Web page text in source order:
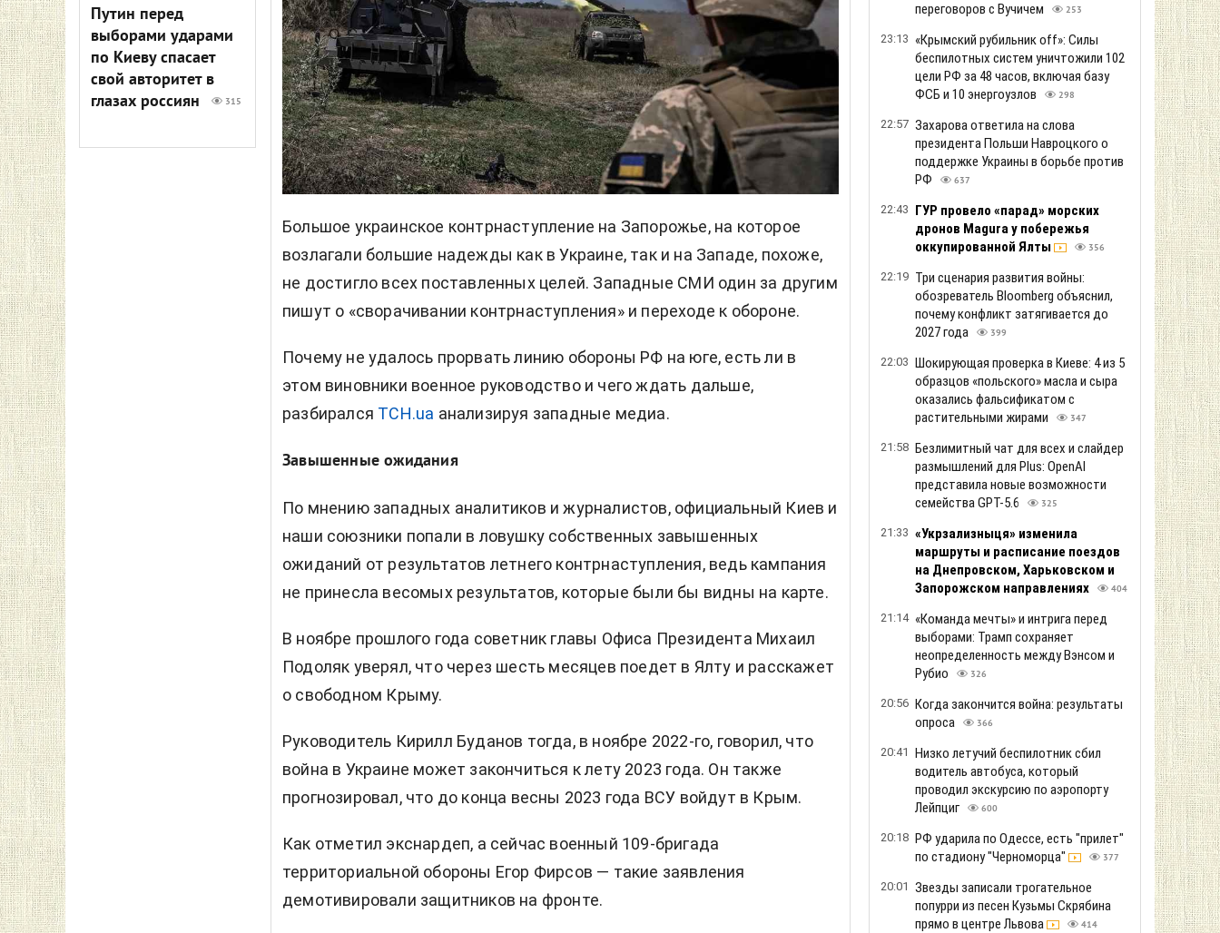
Путин перед
выборами ударами
по Киеву спасает
свой авторитет в
глазах россиян
315
Большое украинское контрнаступление на Запорожье, на которое
возлагали большие надежды как в Украине, так и на Западе, похоже,
не достигло всех поставленных целей. Западные СМИ один за другим
пишут о «сворачивании контрнаступления» и переходе к обороне.
Почему не удалось прорвать линию обороны РФ на юге, есть ли в
этом виновники военное руководство и чего ждать дальше,
разбирался ТСН.ua анализируя западные медиа.
Завышенные ожидания
По мнению западных аналитиков и журналистов, официальный Киев и
наши союзники попали в ловушку собственных завышенных
ожиданий от результатов летнего контрнаступления, ведь кампания
не принесла весомых результатов, которые были бы видны на карте.
В ноябре прошлого года советник главы Офиса Президента Михаил
Подоляк уверял, что через шесть месяцев поедет в Ялту и расскажет
о свободном Крыму.
Руководитель Кирилл Буданов тогда, в ноябре 2022-го, говорил, что
война в Украине может закончиться к лету 2023 года. Он также
прогнозировал, что до конца весны 2023 года ВСУ войдут в Крым.
Как отметил экснардеп, а сейчас военный 109-бригада
территориальной обороны Егор Фирсов — такие заявления
демотивировали защитников на фронте.
переговоров с Вучичем
253
23:13 «Крымский рубильник off»: Силы
беспилотных систем уничтожили 102
цели РФ за 48 часов, включая базу
ФСБ и 10 энергоузлов
298
22:57 Захарова ответила на слова
президента Польши Навроцкого о
поддержке Украины в борьбе против
РФ
637
22:43 ГУР провело «парад» морских
дронов Magura у побережья
оккупированной Ялты
356
22:19 Три сценария развития войны:
обозреватель Bloomberg объяснил,
почему конфликт затягивается до
2027 года
399
22:03 Шокирующая проверка в Киеве: 4 из 5
образцов «польского» масла и сыра
оказались фальсификатом с
растительными жирами
347
21:58 Безлимитный чат для всех и слайдер
размышлений для Plus: OpenAI
представила новые возможности
семейства GPT-5.6
325
21:33 «Укрзализныця» изменила
маршруты и расписание поездов
на Днепровском, Харьковском и
Запорожском направлениях
404
21:14 «Команда мечты» и интрига перед
выборами: Трамп сохраняет
неопределенность между Вэнсом и
Рубио
326
20:56 Когда закончится война: результаты
опроса
366
20:41 Низко летучий беспилотник сбил
водитель автобуса, который
проводил экскурсию по аэропорту
Лейпциг
600
20:18 РФ ударила по Одессе, есть "прилет"
по стадиону "Черноморца"
377
20:01 Звезды записали трогательное
попурри из песен Кузьмы Скрябина
прямо в центре Львова
414